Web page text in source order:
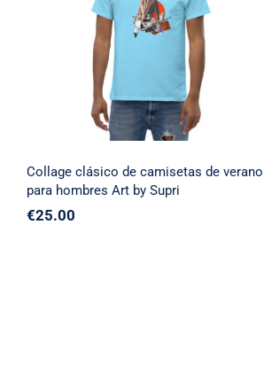
camisetas de verano para
hombres Art by Supri
Collage clásico de camisetas de verano
para hombres Art by Supri
€25.00